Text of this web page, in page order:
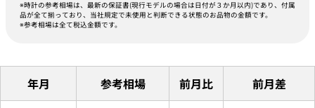
※時計の参考相場は、最新の保証書(現行モデルの場合は日付が３か月以内)であり、付属
品が全て揃っており、当社規定で未使用と判断できる状態のお品物の金額です。
※参考相場は全て税込金額です。
年月 参考相場 前月比 前月差